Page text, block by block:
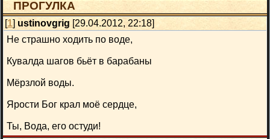
ПРОГУЛКА
[1] ustinovgrig [29.04.2012, 22:18]
Не страшно ходить по воде,
Кувалда шагов бьёт в барабаны
Мёрзлой воды.
Ярости Бог крал моё сердце,
Ты, Вода, его остуди!